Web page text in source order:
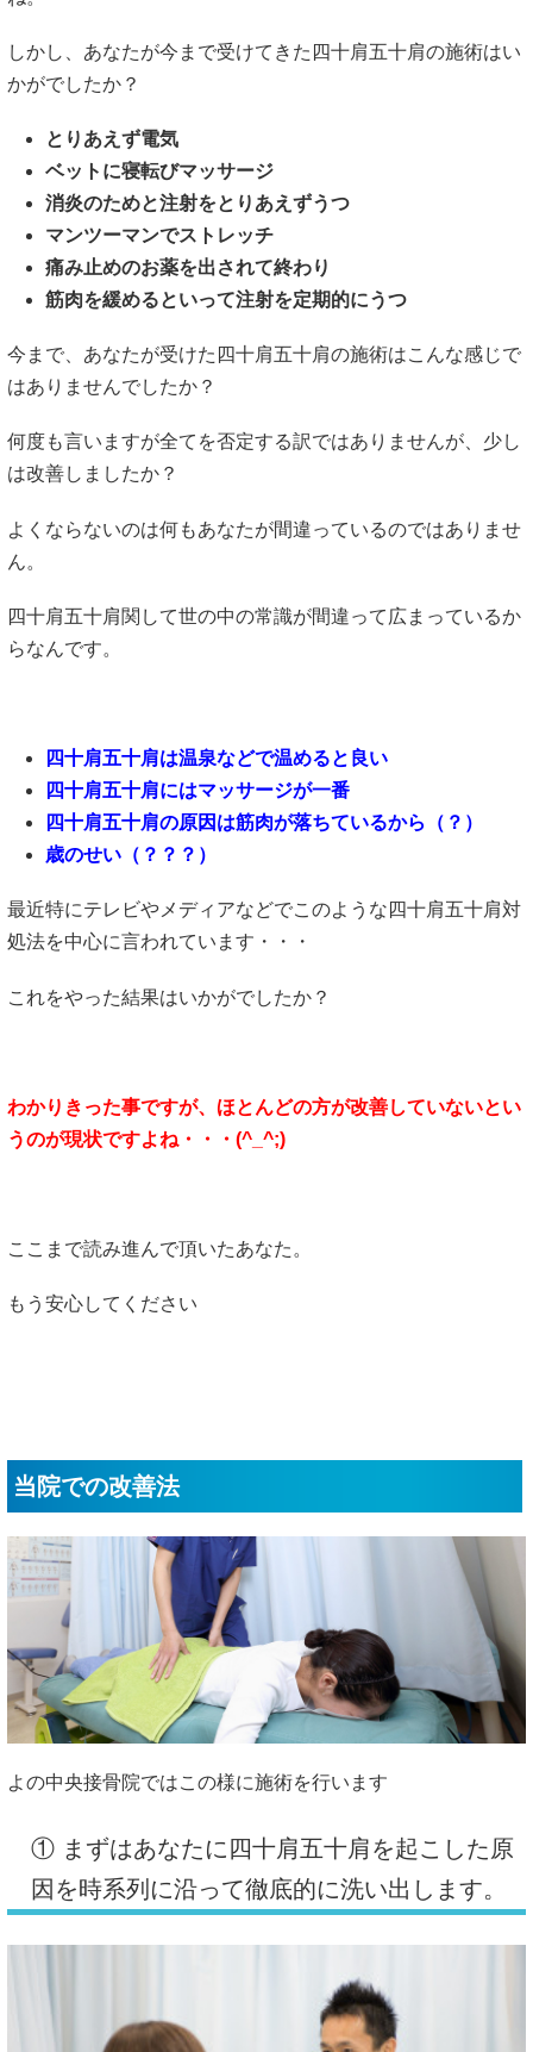
しかし、あなたが今まで受けてきた四十肩五十肩の施術はい
かがでしたか？
とりあえず電気
ベットに寝転びマッサージ
消炎のためと注射をとりあえずうつ
マンツーマンでストレッチ
痛み止めのお薬を出されて終わり
筋肉を緩めるといって注射を定期的にうつ
今まで、あなたが受けた四十肩五十肩の施術はこんな感じで
はありませんでしたか？
何度も言いますが全てを否定する訳ではありませんが、少し
は改善しましたか？
よくならないのは何もあなたが間違っているのではありませ
ん。
四十肩五十肩関して世の中の常識が間違って広まっているか
らなんです。
四十肩五十肩は温泉などで温めると良い
四十肩五十肩にはマッサージが一番
四十肩五十肩の原因は筋肉が落ちているから（？）
歳のせい（？？？）
最近特にテレビやメディアなどでこのような四十肩五十肩対
処法を中心に言われています・・・
これをやった結果はいかがでしたか？
わかりきった事ですが、ほとんどの方が改善していないとい
うのが現状ですよね・・・(^_^;)
ここまで読み進んで頂いたあなた。
もう安心してください
当院での改善法
よの中央接骨院ではこの様に施術を行います
① まずはあなたに四十肩五十肩を起こした原
因を時系列に沿って徹底的に洗い出します。